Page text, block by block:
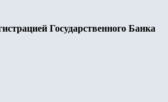
Государственного Банка